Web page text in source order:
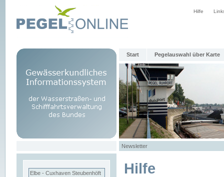
Hilfe
Start Pegelauswahl über Karte
Newsletter
Elbe - Cuxhaven Steubenhöft Hilfe